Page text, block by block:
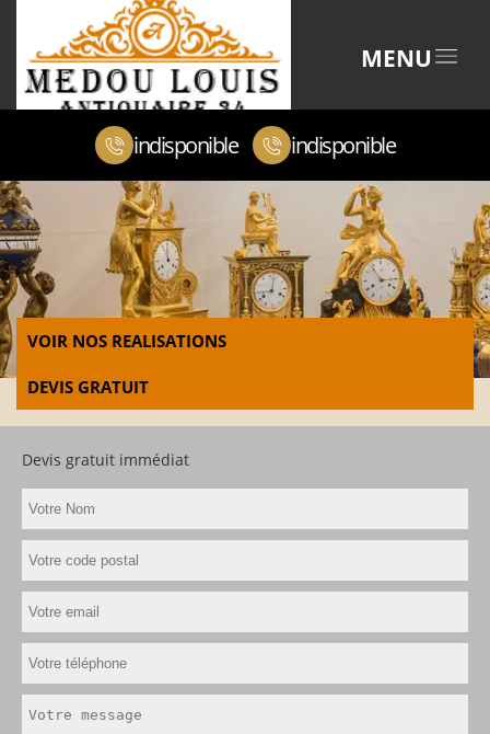
MENU
indisponible indisponible
VOIR NOS REALISATIONS
DEVIS GRATUIT
Devis gratuit immédiat